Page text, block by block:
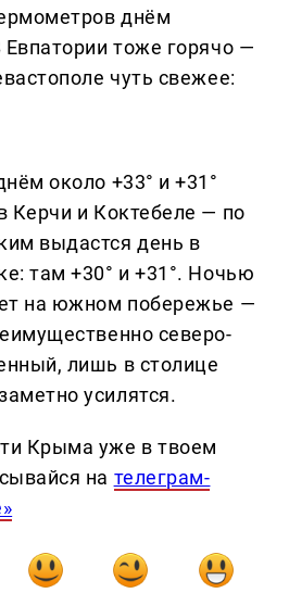
днём
Евпатории тоже горячо —
чуть свежее:
около +33° и +31°
Керчи и Коктебеле — по
выдастся день в
там +30° и +31°. Ночью
на южном побережье —
северо-
лишь в столице
усилятся.
Крыма уже в твоем
на телеграм-